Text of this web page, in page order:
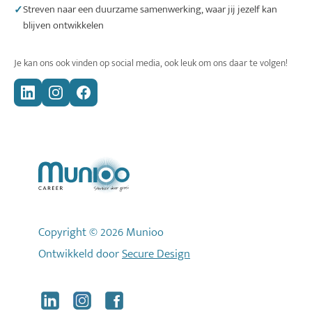
Streven naar een duurzame samenwerking, waar jij jezelf kan
blijven ontwikkelen
Je kan ons ook vinden op social media, ook leuk om ons daar te volgen!
Copyright © 2026 Munioo
Ontwikkeld doorSecure Design